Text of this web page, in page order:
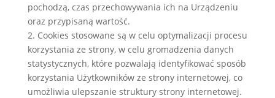
pochodzą, czas przechowywania ich na Urządzeniu
oraz przypisaną wartość.
2. Cookies stosowane są w celu optymalizacji procesu
korzystania ze strony, w celu gromadzenia danych
statystycznych, które pozwalają identyfikować sposób
korzystania Użytkowników ze strony internetowej, co
umożliwia ulepszanie struktury strony internetowej.